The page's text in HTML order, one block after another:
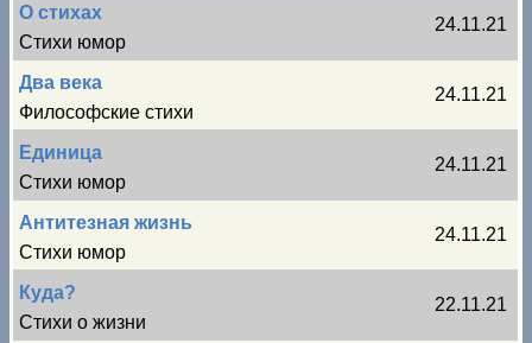
О стихах
Стихи юмор
24.11.21
Два века
Философские стихи
24.11.21
Единица
Стихи юмор
24.11.21
Антитезная жизнь
Стихи юмор
24.11.21
Куда?
Стихи о жизни
22.11.21